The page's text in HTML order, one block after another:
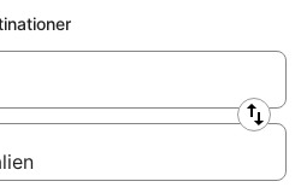
till Rapallo